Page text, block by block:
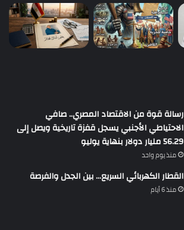
رسالة قوة من الاقتصاد المصري.. صافي
الاحتياطي الأجنبي يسجل قفزة تاريخية ويصل إلى
56.29 مليار دولار بنهاية يوليو
منذ يوم واحد
القطار الكهربائي السريع… بين الجدل والفرصة
منذ 6 أيام